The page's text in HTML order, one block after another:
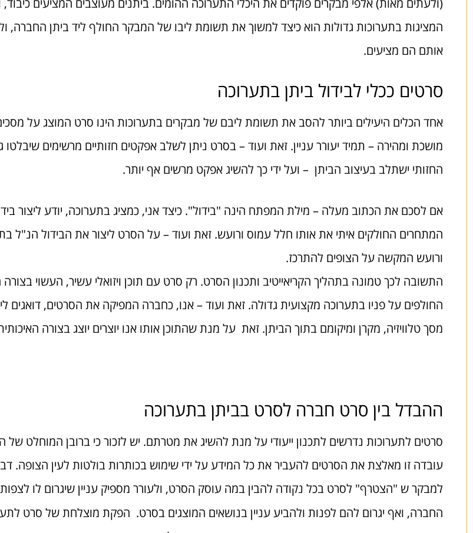
(ולעתים מאות) אלפי מבקרים פוקדים את היכלי התערוכה ההומים. ביתנים מעוצבים המציעים
המציגות בתערוכות גדולות הוא כיצד למשוך את תשומת ליבו של המבקר החולף ליד ביתן החברה,
אותם הם מציעים.
סרטים ככלי לבידול ביתן בתערוכה
אחד הכלים היעילים ביותר להסב את תשומת ליבם של מבקרים בתערוכות הינו סרט המוצג על
מושכת ומהירה – תמיד יעורר עניין. זאת ועוד – בסרט ניתן לשלב אפקטים חזותיים מרשימים
החזותי ישתלב בעיצוב הביתן – ועל ידי כך להשיג אפקט מרשים אף יותר.
אם לסכם את הכתוב מעלה – מילת המפתח הינה "בידול". כיצד אני, כמציג בתערוכה, יודע ליצור
המתחרים החולקים איתי את אותו חלל עמוס ורועש. זאת ועוד – על הסרט ליצור את הבידול הנ"ל
ורועש המקשה על הצופים להתרכז.
התשובה לכך טמונה בתהליך הקריאייטיב ותכנון הסרט. רק סרט עם תוכן ויזואלי עשיר, העשוי
החולפים על פניו בתערוכה מקצועית גדולה. זאת ועוד – אנו, כחברה המפיקה את הסרטים, דואגים
מסך טלוויזיה, מקרן ומיקומם בתוך הביתן. זאת על מנת שהתוכן אותו אנו יוצרים יוצג בצורה
ההבדל בין סרט חברה לסרט בביתן בתערוכה
סרטים לתערוכות נדרשים לתכנון ייעודי על מנת להשיג את מטרתם. יש לזכור כי ברובן המוחלט של
עובדה זו מאלצת את הסרטים להעביר את כל המידע על ידי שימוש בכותרות בולטות לעין הצופה.
למבקר ש "הצטרף" לסרט בכל נקודה להבין במה עוסק הסרט, ולעורר מספיק עניין שיגרום לו
החברה, ואף יגרום להם לפנות ולהביע עניין בנושאים המוצגים בסרט. הפקת מוצלחת של סרט